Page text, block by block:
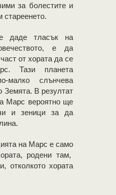
за болестите и
стареенето.
даде тласък на
е да
от хората да се
Тази планета
малко слънчева
Земята. В резултат
Марс вероятно ще
и зеници за да
на Марс е само
родени там,
отколкото хората